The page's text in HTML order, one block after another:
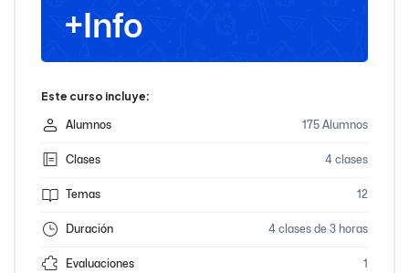
+Info
Este curso incluye:
Alumnos 175 Alumnos
Clases 4 clases
Temas 12
Duración 4 clases de 3 horas
Evaluaciones 1